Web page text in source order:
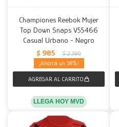
Championes Reebok Mujer
Top Down Snaps V55466
Casual Urbano - Negro
$ 985 $ 2.390
58
LLEGA HOY MVD